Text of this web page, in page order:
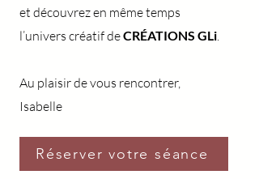
et découvrez en même temps
l’univers créatif deCRÉATIONS GLi.
Au plaisir de vous rencontrer,
Isabelle
Réserver votre séance